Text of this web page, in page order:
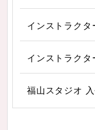
インストラクタ
インストラクタ
福山スタジオ